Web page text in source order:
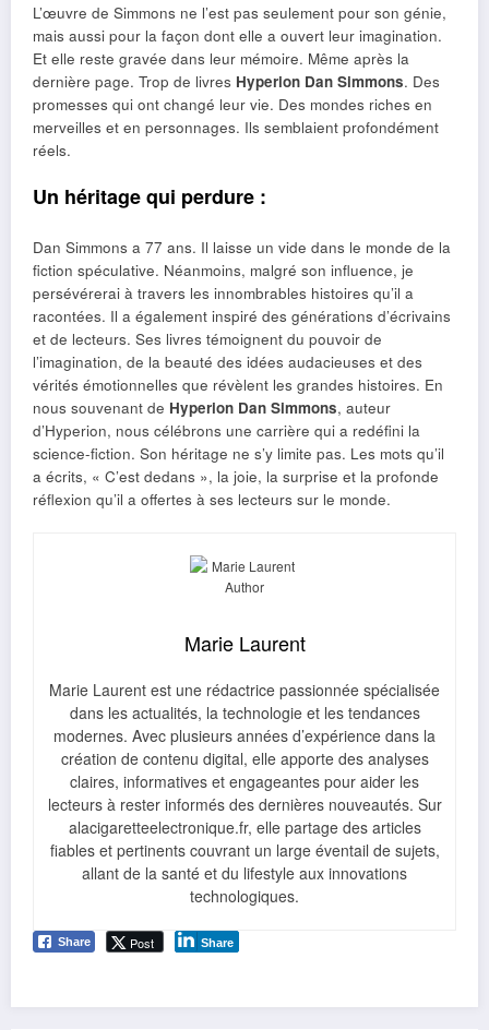
L’œuvre de Simmons ne l’est pas seulement pour son génie,
mais aussi pour la façon dont elle a ouvert leur imagination.
Et elle reste gravée dans leur mémoire. Même après la
dernière page. Trop de livres Hyperion Dan Simmons. Des
promesses qui ont changé leur vie. Des mondes riches en
merveilles et en personnages. Ils semblaient profondément
réels.
Un héritage qui perdure :
Dan Simmons a 77 ans. Il laisse un vide dans le monde de la
fiction spéculative. Néanmoins, malgré son influence, je
persévérerai à travers les innombrables histoires qu’il a
racontées. Il a également inspiré des générations d’écrivains
et de lecteurs. Ses livres témoignent du pouvoir de
l’imagination, de la beauté des idées audacieuses et des
vérités émotionnelles que révèlent les grandes histoires. En
nous souvenant de Hyperion Dan Simmons, auteur
d’Hyperion, nous célébrons une carrière qui a redéfini la
science-fiction. Son héritage ne s’y limite pas. Les mots qu’il
a écrits, « C’est dedans », la joie, la surprise et la profonde
réflexion qu’il a offertes à ses lecteurs sur le monde.
Marie Laurent
Marie Laurent est une rédactrice passionnée spécialisée
dans les actualités, la technologie et les tendances
modernes. Avec plusieurs années d’expérience dans la
création de contenu digital, elle apporte des analyses
claires, informatives et engageantes pour aider les
lecteurs à rester informés des dernières nouveautés. Sur
alacigaretteelectronique.fr, elle partage des articles
fiables et pertinents couvrant un large éventail de sujets,
allant de la santé et du lifestyle aux innovations
technologiques.
Share Post Share